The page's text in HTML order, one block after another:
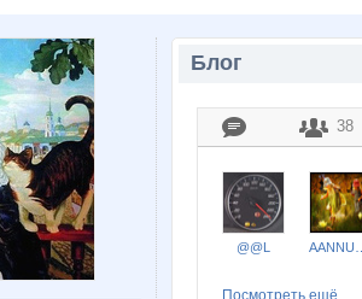
Блог
38
@@L
Посмотреть ещё